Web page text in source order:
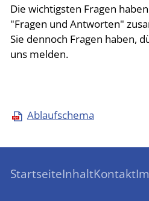
Die wichtigsten Fragen
"Fragen und Antworten"
Sie dennoch Fragen haben,
uns melden.
Ablaufschema
StartseiteInhaltKontakt